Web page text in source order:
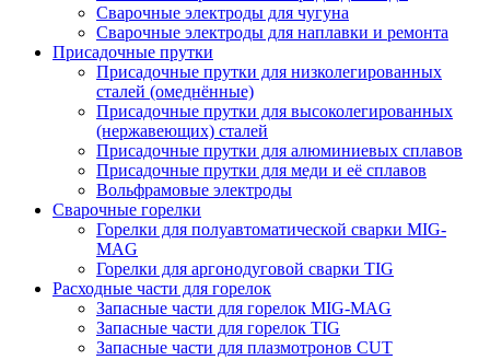
Сварочные электроды для чугуна
Сварочные электроды для наплавки и ремонта
Присадочные прутки
Присадочные прутки для низколегированных
сталей (омеднённые)
Присадочные прутки для высоколегированных
(нержавеющих) сталей
Присадочные прутки для алюминиевых сплавов
Присадочные прутки для меди и её сплавов
Вольфрамовые электроды
Сварочные горелки
Горелки для полуавтоматической сварки MIG-
MAG
Горелки для аргонодуговой сварки TIG
Расходные части для горелок
Запасные части для горелок MIG-MAG
Запасные части для горелок TIG
Запасные части для плазмотронов CUT